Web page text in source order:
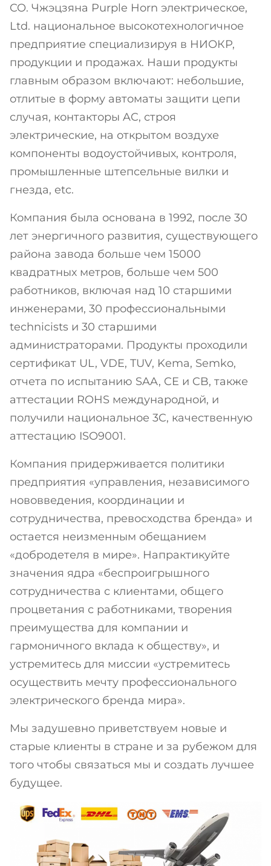
CO. Чжэцзяна Purple Horn электрическое,
Ltd. национальное высокотехнологичное
предприятие специализируя в НИОКР,
продукции и продажах. Наши продукты
главным образом включают: небольшие,
отлитые в форму автоматы защити цепи
случая, контакторы AC, строя
электрические, на открытом воздухе
компоненты водоустойчивых, контроля,
промышленные штепсельные вилки и
гнезда, etc.
Компания была основана в 1992, после 30
лет энергичного развития, существующего
района завода больше чем 15000
квадратных метров, больше чем 500
работников, включая над 10 старшими
инженерами, 30 профессиональными
technicists и 30 старшими
администраторами. Продукты проходили
сертификат UL, VDE, TUV, Kema, Semko,
отчета по испытанию SAA, CE и CB, также
аттестации ROHS международной, и
получили национальное 3C, качественную
аттестацию ISO9001.
Компания придерживается политики
предприятия «управления, независимого
нововведения, координации и
сотрудничества, превосходства бренда» и
остается неизменным обещанием
«добродетеля в мире». Напрактикуйте
значения ядра «беспроигрышного
сотрудничества с клиентами, общего
процветания с работниками, творения
преимущества для компании и
гармоничного вклада к обществу», и
устремитесь для миссии «устремитесь
осуществить мечту профессионального
электрического бренда мира».
Мы задушевно приветствуем новые и
старые клиенты в стране и за рубежом для
того чтобы связаться мы и создать лучшее
будущее.